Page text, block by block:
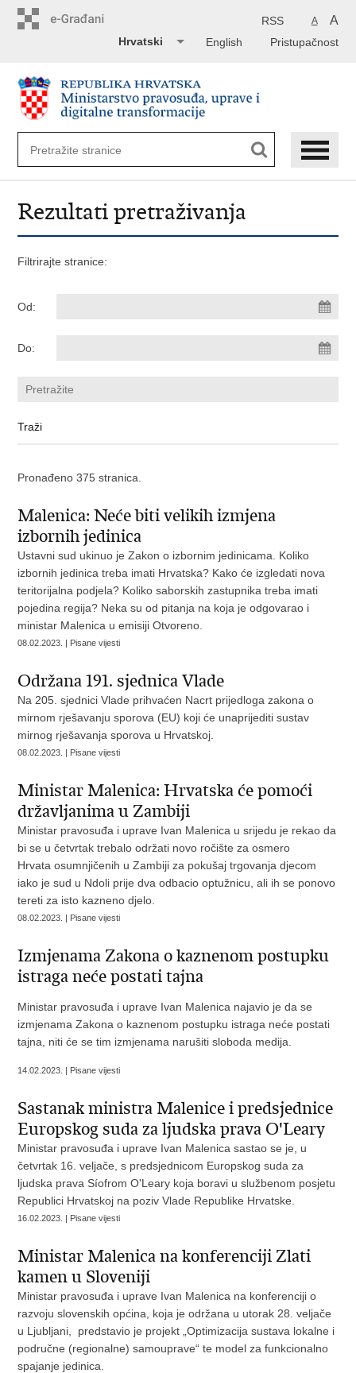
A A
RSS
Pristupačnost
English
Hrvatski
Rezultati pretraživanja
Filtrirajte stranice:
Od:
Do:
Pronađeno 375 stranica.
Malenica: Neće biti velikih izmjena
izbornih jedinica
Ustavni sud ukinuo je Zakon o izbornim jedinicama. Koliko
izbornih jedinica treba imati Hrvatska? Kako će izgledati nova
teritorijalna podjela? Koliko saborskih zastupnika treba imati
pojedina regija? Neka su od pitanja na koja je odgovarao i
ministar Malenica u emisiji Otvoreno.
08.02.2023. | Pisane vijesti
Održana 191. sjednica Vlade
Na 205. sjednici Vlade prihvaćen Nacrt prijedloga zakona o
mirnom rješavanju sporova (EU) koji će unaprijediti sustav
mirnog rješavanja sporova u Hrvatskoj.
08.02.2023. | Pisane vijesti
Ministar Malenica: Hrvatska će pomoći
državljanima u Zambiji
Ministar pravosuđa i uprave Ivan Malenica u srijedu je rekao da
bi se u četvrtak trebalo održati novo ročište za osmero
Hrvata osumnjičenih u Zambiji za pokušaj trgovanja djecom
iako je sud u Ndoli prije dva odbacio optužnicu, ali ih se ponovo
tereti za isto kazneno djelo.
08.02.2023. | Pisane vijesti
Izmjenama Zakona o kaznenom postupku
istraga neće postati tajna
Ministar pravosuđa i uprave Ivan Malenica najavio je da se
izmjenama Zakona o kaznenom postupku istraga neće postati
tajna, niti će se tim izmjenama narušiti sloboda medija.
14.02.2023. | Pisane vijesti
Sastanak ministra Malenice i predsjednice
Europskog suda za ljudska prava O'Leary
Ministar pravosuđa i uprave Ivan Malenica sastao se je, u
četvrtak 16. veljače, s predsjednicom Europskog suda za
ljudska prava Síofrom O'Leary koja boravi u službenom posjetu
Republici Hrvatskoj na poziv Vlade Republike Hrvatske.
16.02.2023. | Pisane vijesti
Ministar Malenica na konferenciji Zlati
kamen u Sloveniji
Ministar pravosuđa i uprave Ivan Malenica na konferenciji o
razvoju slovenskih općina, koja je održana u utorak 28. veljače
u Ljubljani, predstavio je projekt „Optimizacija sustava lokalne i
područne (regionalne) samouprave“ te model za funkcionalno
spajanje jedinica.